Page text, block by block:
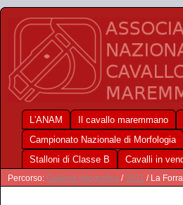
L'ANAM Il cavallo maremmano
Campionato Nazionale di Morfologia
Stalloni di Classe B
Cavalli in
Percorso: Galleria fotografica /2011 / La